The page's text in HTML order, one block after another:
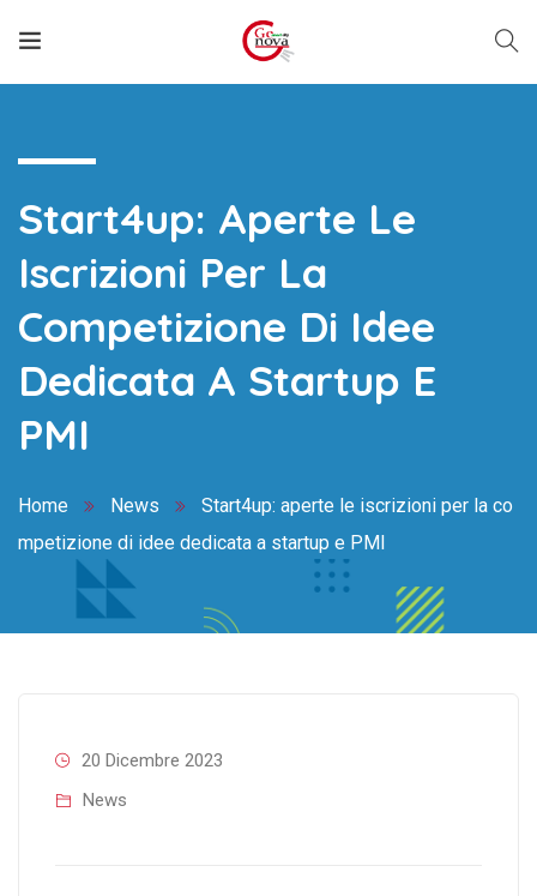
Start4up: Aperte Le
Iscrizioni Per La
Competizione Di Idee
Dedicata A Startup E
PMI
Home News
Start4up: aperte le iscrizioni per la co
mpetizione di idee dedicata a startup e PMI
20 Dicembre 2023
News